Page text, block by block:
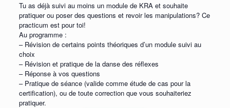
Tu as déjà suivi au moins un module de KRA et souhaite
pratiquer ou poser des questions et revoir les manipulations? Ce
practicum est pour toi!
Au programme :
– Révision de certains points théoriques d’un module suivi au
choix
– Révision et pratique de la danse des réflexes
– Réponse à vos questions
– Pratique de séance (valide comme étude de cas pour la
certification), ou de toute correction que vous souhaiteriez
pratiquer.